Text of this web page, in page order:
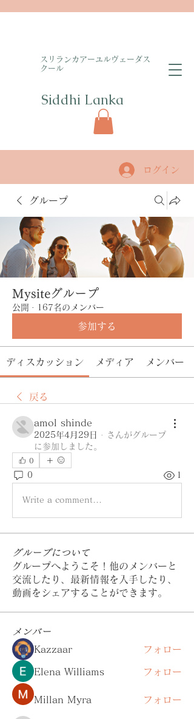
​スリランカアーユルヴェーダス
クール
Siddhi Lanka​
ログイン
グループ
Mysiteグループ
公開 · 167名のメンバー
参加する
ディスカッション メディア メンバー
戻る
amol shinde
2025年4月29日 ·
さんがグループ
に参加しました。
0
0 1
Write a comment...
グループについて
グループへようこそ！他のメンバーと
交流したり、最新情報を入手したり、
動画をシェアすることができます。
メンバー
Kazzaar
フォロー
Elena Williams フォロー
Millan Myra フォロー